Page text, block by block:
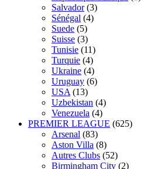
Salvador (3)
Sénégal (4)
Suede (5)
Suisse (3)
Tunisie (11)
Turquie (4)
Ukraine (4)
Uruguay (6)
USA (13)
Uzbekistan (4)
Venezuela (4)
PREMIER LEAGUE (625)
Arsenal (83)
Aston Villa (8)
Autres Clubs (52)
Birmingham City (2)